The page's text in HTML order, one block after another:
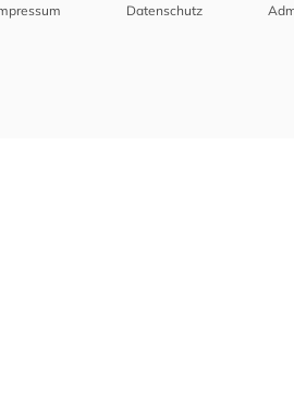
Datenschutz